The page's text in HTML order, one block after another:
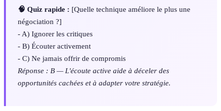
🧠 Quiz rapide : [Quelle technique améliore le plus une
négociation ?]
- A) Ignorer les critiques
- B) Écouter activement
- C) Ne jamais offrir de compromis
Réponse : B — L'écoute active aide à déceler des
opportunités cachées et à adapter votre stratégie.